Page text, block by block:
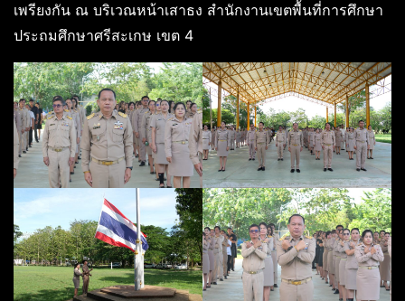
เพรียงกัน ณ บริเวณหน้าเสาธง สำนักงานเขตพื้นที่การศึกษา
ประถมศึกษาศรีสะเกษ เขต 4